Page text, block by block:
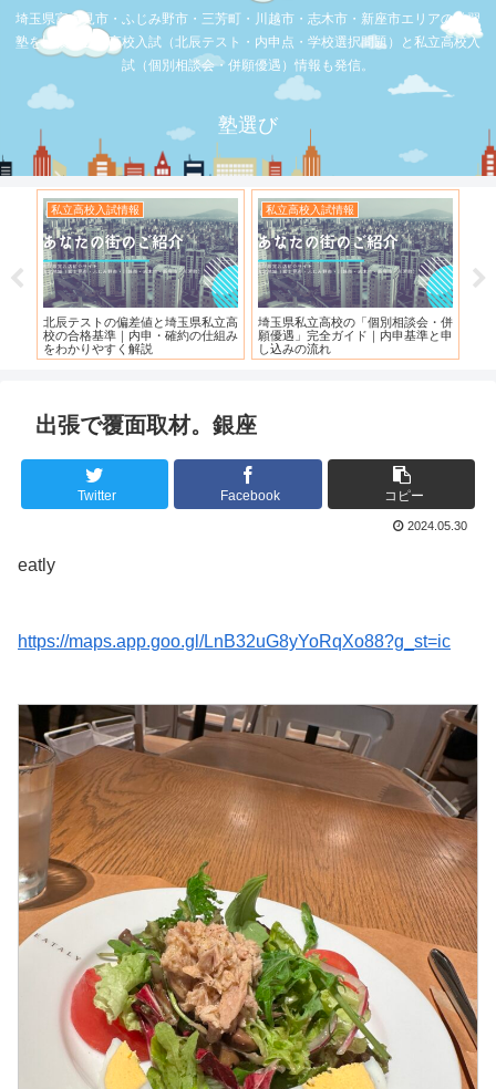
埼玉県富士見市・ふじみ野市・三芳町・川越市・志木市・新座市エリアの学習
塾を比較。公立高校入試（北辰テスト・内申点・学校選択問題）と私立高校入
試（個別相談会・併願優遇）情報も発信。
塾選び
埼玉県私立高
確約の仕組み
私立高校入試情報
埼玉県私立高校の「個別相談会・併
願優遇」完全ガイド｜内申基準と申
し込みの流れ
お店の覆面取材
【スシロー三芳店】リニューア
れている！！！
出張で覆面取材。銀座
Twitter Facebook コピー
2024.05.30
eatly
https://maps.app.goo.gl/LnB32uG8yYoRqXo88?g_st=ic